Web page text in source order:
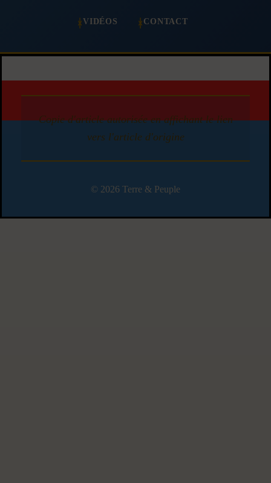
VIDÉOS CONTACT
Copie d'article autorisée en affichant le lien
vers l'article d'origine
© 2026 Terre & Peuple